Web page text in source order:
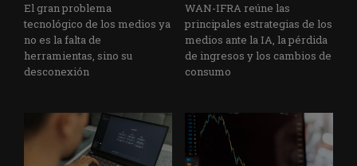
El gran problema
tecnológico de los medios ya
no es la falta de
herramientas, sino su
desconexión
WAN-IFRA reúne las
principales estrategias de los
medios ante la IA, la pérdida
de ingresos y los cambios de
consumo